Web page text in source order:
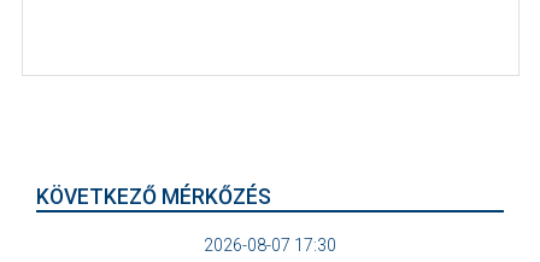
KÖVETKEZŐ MÉRKŐZÉS
2026-08-07 17:30